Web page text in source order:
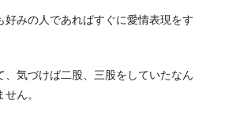
好みの人であればすぐに愛情表現をす
、気づけば二股、三股をしていたなん
ん。